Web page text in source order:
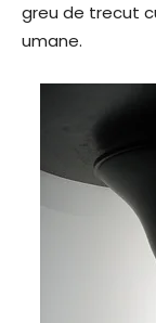
greu de trecut
umane.